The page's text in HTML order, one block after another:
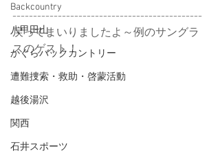
Backcountry
八甲田山
かぐらバックカントリー
遭難捜索・救助・啓蒙活動
越後湯沢
関西
石井スポーツ
----------------------------------------------
戻ってまいりましたよ～例のサングラ
スのゲスト！